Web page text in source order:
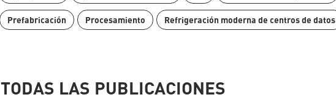
Prefabricación Procesamiento Refrigeración moderna de centros de datos
TODAS LAS PUBLICACIONES